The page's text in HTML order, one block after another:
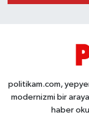
politikam.com,
modernizmi bir
haber
TARİHTE
Trend